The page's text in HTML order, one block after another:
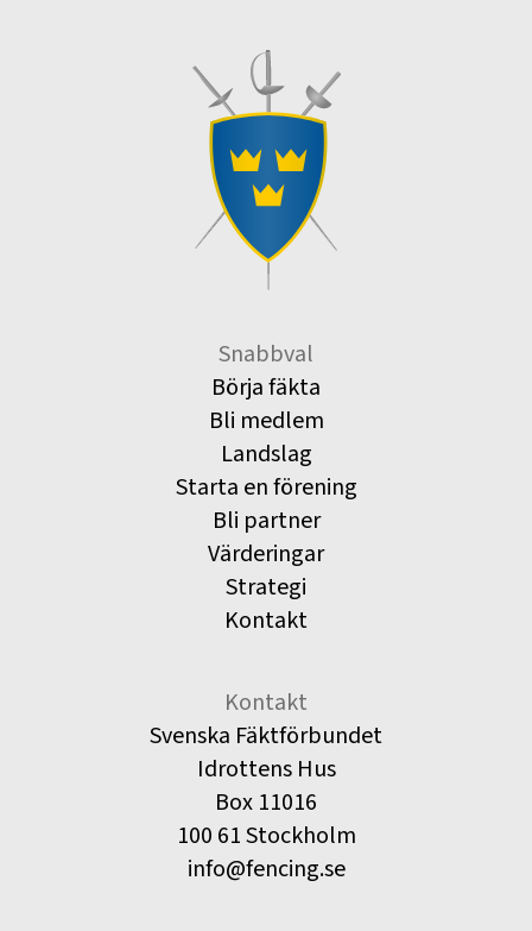
Snabbval
Börja fäkta
Bli medlem
Landslag
Starta en förening
Bli partner
Värderingar
Strategi
Kontakt
Kontakt
Svenska Fäktförbundet
Idrottens Hus
Box 11016
100 61 Stockholm
info@fencing.se